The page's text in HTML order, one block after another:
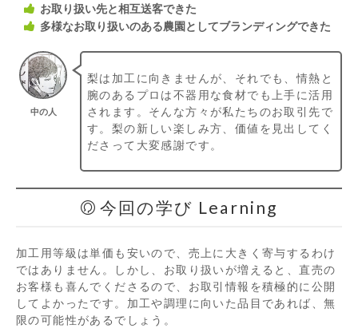
お取り扱い先と相互送客できた
多様なお取り扱いのある農園としてブランディングできた
中の人
梨は加工に向きませんが、それでも、情熱と
腕のあるプロは不器用な食材でも上手に活用
されます。そんな方々が私たちのお取引先で
す。梨の新しい楽しみ方、価値を見出してく
ださって大変感謝です。
今回の学び Learning
加工用等級は単価も安いので、売上に大きく寄与するわけ
ではありません。しかし、お取り扱いが増えると、直売の
お客様も喜んでくださるので、お取引情報を積極的に公開
してよかったです。加工や調理に向いた品目であれば、無
限の可能性があるでしょう。